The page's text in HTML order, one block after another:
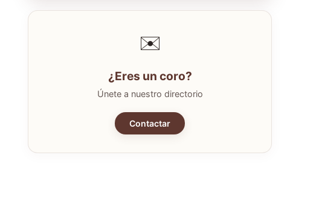
✉️
¿Eres un coro?
Únete a nuestro directorio
Contactar